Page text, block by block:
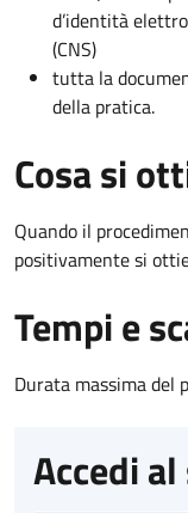
d’identità
(CNS)
tutta la
della pratica.
Cosa si
Quando il
positivamente si
Tempi e
Durata massima del
Accedi